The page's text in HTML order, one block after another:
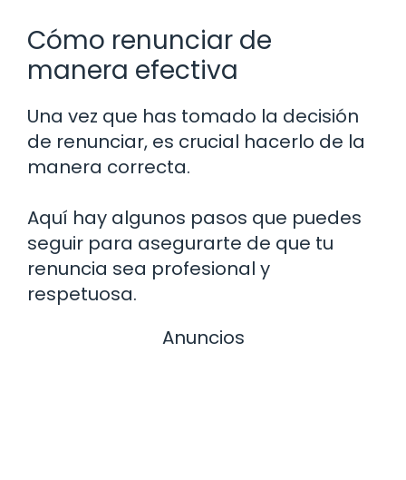
Cómo renunciar de
manera efectiva
Una vez que has tomado la decisión
de renunciar, es crucial hacerlo de la
manera correcta.
Aquí hay algunos pasos que puedes
seguir para asegurarte de que tu
renuncia sea profesional y
respetuosa.
Anuncios